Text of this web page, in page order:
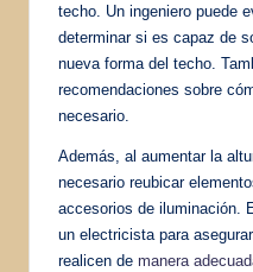
techo. Un ingeniero puede
determinar si es capaz de
nueva forma del techo.
recomendaciones sobre
necesario.
Además, al aumentar la
necesario reubicar
accesorios de iluminación.
un electricista para
realicen de manera